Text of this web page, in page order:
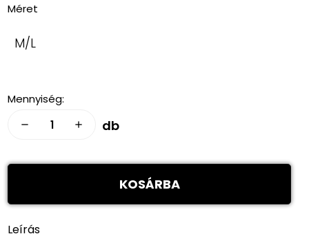
Méret
M/L
Mennyiség:
remove add db
KOSÁRBA
Leírás